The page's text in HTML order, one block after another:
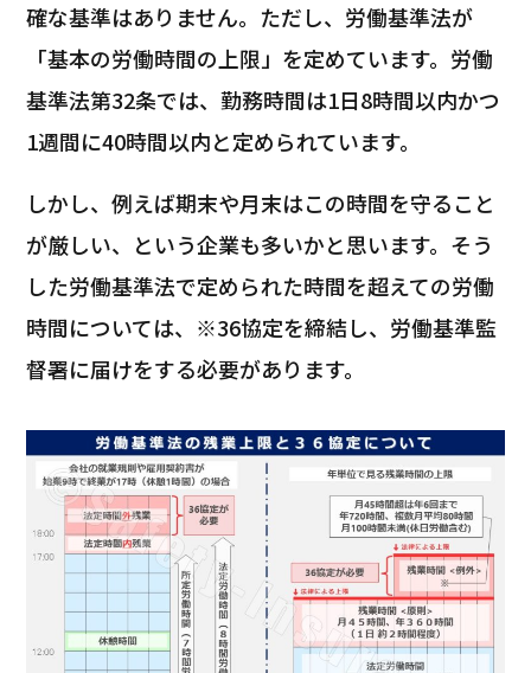
確な基準はありません。ただし、労働基準法が
「基本の労働時間の上限」を定めています。労働
基準法第32条では、勤務時間は1日8時間以内かつ
1週間に40時間以内と定められています。
しかし、例えば期末や月末はこの時間を守ること
が厳しい、という企業も多いかと思います。そう
した労働基準法で定められた時間を超えての労働
時間については、※36協定を締結し、労働基準監
督署に届けをする必要があります。